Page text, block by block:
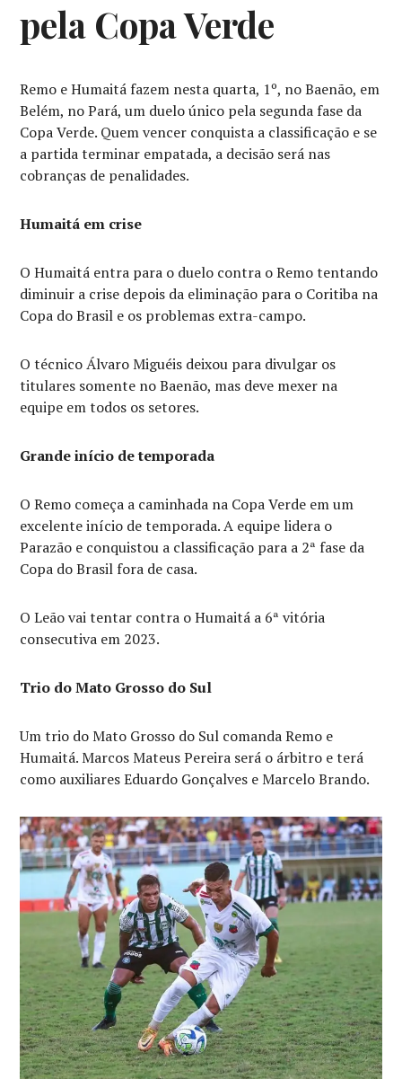
pela Copa Verde
Remo e Humaitá fazem nesta quarta, 1º, no Baenão, em
Belém, no Pará, um duelo único pela segunda fase da
Copa Verde. Quem vencer conquista a classificação e se
a partida terminar empatada, a decisão será nas
cobranças de penalidades.
Humaitá em crise
O Humaitá entra para o duelo contra o Remo tentando
diminuir a crise depois da eliminação para o Coritiba na
Copa do Brasil e os problemas extra-campo.
O técnico Álvaro Miguéis deixou para divulgar os
titulares somente no Baenão, mas deve mexer na
equipe em todos os setores.
Grande início de temporada
O Remo começa a caminhada na Copa Verde em um
excelente início de temporada. A equipe lidera o
Parazão e conquistou a classificação para a 2ª fase da
Copa do Brasil fora de casa.
O Leão vai tentar contra o Humaitá a 6ª vitória
consecutiva em 2023.
Trio do Mato Grosso do Sul
Um trio do Mato Grosso do Sul comanda Remo e
Humaitá. Marcos Mateus Pereira será o árbitro e terá
como auxiliares Eduardo Gonçalves e Marcelo Brando.